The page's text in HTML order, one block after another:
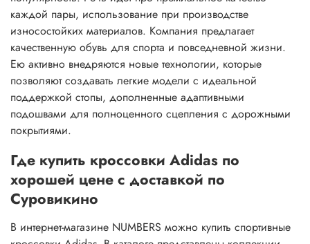
каждой пары, использование при производстве
износостойких материалов. Компания предлагает
качественную обувь для спорта и повседневной жизни.
Ею активно внедряются новые технологии, которые
позволяют создавать легкие модели с идеальной
поддержкой стопы, дополненные адаптивными
подошвами для полноценного сцепления с дорожными
покрытиями.
Где купить кроссовки Adidas по
хорошей цене с доставкой по
Суровикино
В интернет-магазине NUMBERS можно купить спортивные